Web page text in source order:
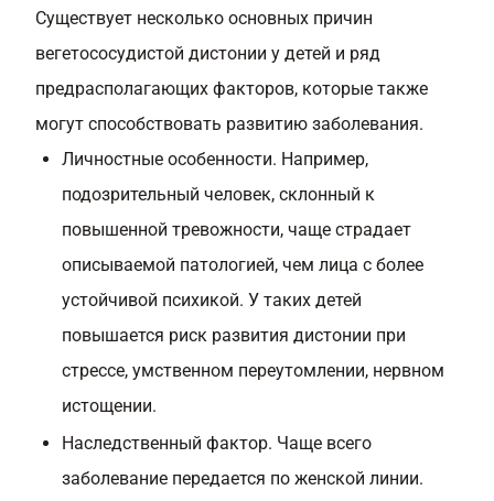
Существует несколько основных причин
вегетососудистой дистонии у детей и ряд
предрасполагающих факторов, которые также
могут способствовать развитию заболевания.
Личностные особенности. Например,
подозрительный человек, склонный к
повышенной тревожности, чаще страдает
описываемой патологией, чем лица с более
устойчивой психикой. У таких детей
повышается риск развития дистонии при
стрессе, умственном переутомлении, нервном
истощении.
Наследственный фактор. Чаще всего
заболевание передается по женской линии.